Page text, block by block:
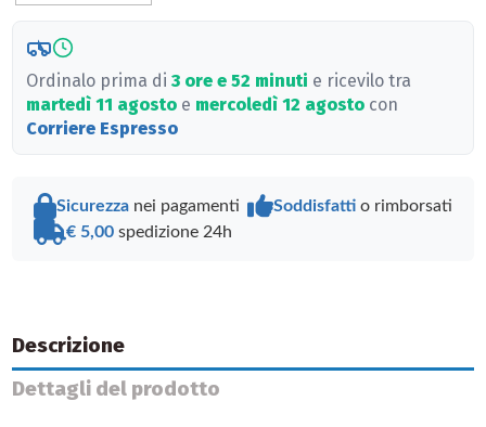
Ordinalo prima di3 ore e 52 minuti e ricevilo tra
martedì 11 agosto e mercoledì 12 agosto con
Corriere Espresso
Sicurezza nei pagamenti Soddisfattio rimborsati
€ 5,00 spedizione 24h
Descrizione
Dettagli del prodotto